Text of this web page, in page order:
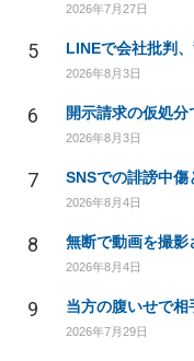
2026年7月27日
5 LINEで会社批判
2026年8月3日
6
2026年8月3日
7 SNSでの誹謗中
2026年8月4日
8
2026年8月4日
9
2026年7月29日